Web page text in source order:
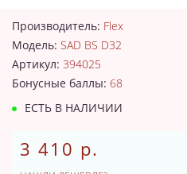
Производитель: Flex
Модель: SAD BS D32
Артикул: 394025
Бонусные баллы: 68
ЕСТЬ В НАЛИЧИИ
3 410 р.